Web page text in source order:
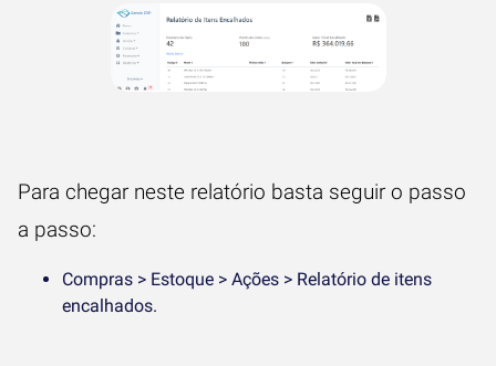
Para chegar neste relatório basta seguir o passo
a passo:
Compras > Estoque > Ações > Relatório de itens
encalhados.